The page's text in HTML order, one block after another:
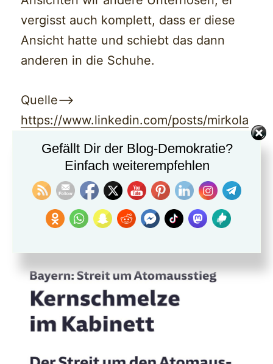
vergisst auch komplett, dass er diese
Ansicht hatte und schiebt das dann
anderen in die Schuhe.
Quelle—>
https://www.linkedin.com/posts/mirkola
nge_kernschmelze-im-kabinett-
activity-7170681848904237056-gI_r?
utm_source=share&utm_medium=memb
er_ios
Gefällt Dir der Blog-Demokratie?
Einfach weiterempfehlen